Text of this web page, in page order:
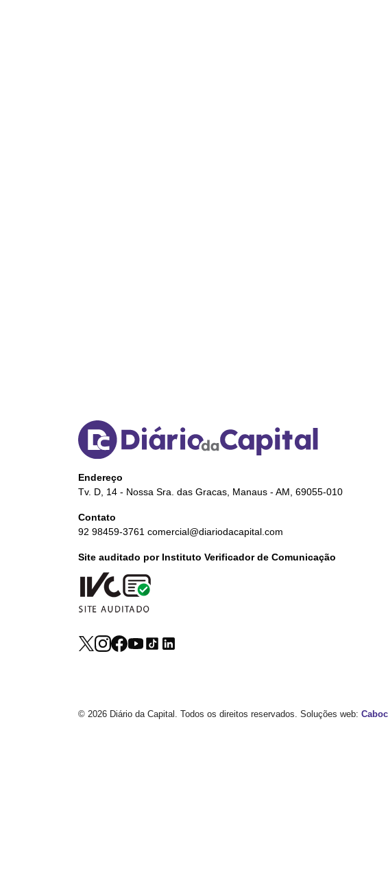
Endereço
Tv. D, 14 - Nossa Sra. das Gracas, Manaus - AM, 69055-010
Contato
92 98459-3761 comercial@diariodacapital.com
Site auditado por Instituto Verificador de Comunicação
© 2026 Diário da Capital. Todos os direitos reservados. Soluções web: